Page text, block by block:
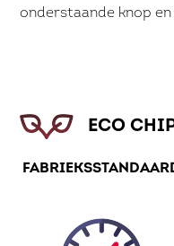
onderstaande knop
ECO